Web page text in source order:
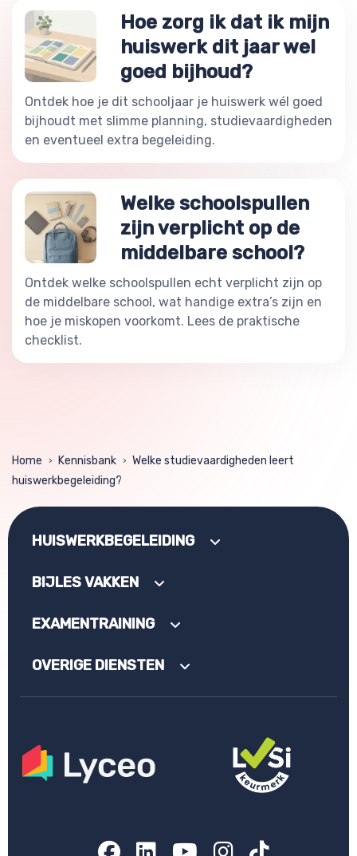
Hoe zorg ik dat ik mijn
huiswerk dit jaar wel
goed bijhoud?
Ontdek hoe je dit schooljaar je huiswerk wél goed
bijhoudt met slimme planning, studievaardigheden
en eventueel extra begeleiding.
Welke schoolspullen
zijn verplicht op de
middelbare school?
Ontdek welke schoolspullen echt verplicht zijn op
de middelbare school, wat handige extra’s zijn en
hoe je miskopen voorkomt. Lees de praktische
checklist.
Home > Kennisbank >
Welke studievaardigheden leert
huiswerkbegeleiding?
HUISWERKBEGELEIDING
BIJLES VAKKEN
EXAMENTRAINING
OVERIGE DIENSTEN